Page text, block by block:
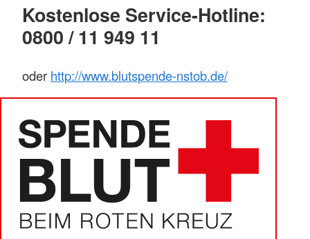
Kostenlose Service-Hotline:
0800 / 11 949 11
oder http://www.blutspende-nstob.de/